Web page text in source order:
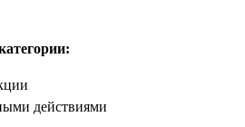
действиями